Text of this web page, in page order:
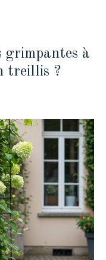
grimpantes à
treillis ?